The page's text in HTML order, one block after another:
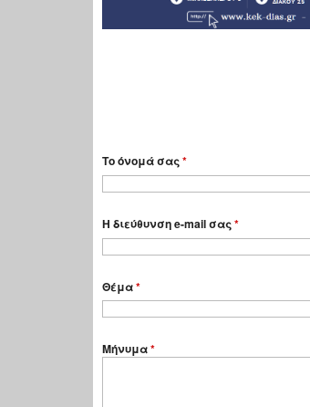
Το όνομά σας*
Η διεύθυνση e-mail σας*
Θέμα*
Μήνυμα*